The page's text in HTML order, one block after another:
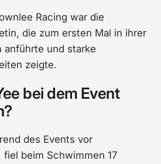
Racing war die
die zum ersten Mal in ihrer
anführte und starke
zeigte.
bei dem Event
des Events vor
beim Schwimmen 17